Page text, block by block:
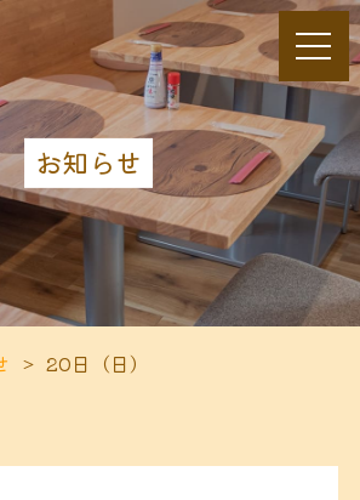
お知らせ
20日（日）